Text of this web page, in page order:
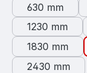
630 mm
1230 mm
1830 mm
2430 mm